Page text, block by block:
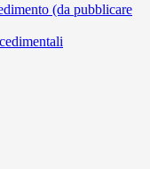
(da pubblicare